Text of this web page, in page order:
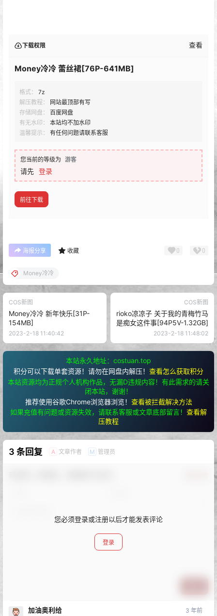
下载权限 查看
Money冷冷 蕾丝裙[76P-641MB]
格式：
7z
解压教程：
网站最顶部有写
存储网盘：
百度网盘
有无水印：
本站均不加水印
温馨提示：
有任何问题请联系客服
您当前的等级为 游客
请先 登录
前往下载
海报分享 收藏 0 0
Money冷冷
COS新图
Money冷冷 新年快乐[31P-
154MB]
2023-2-18 11:40:42
COS新图
rioko凉凉子 关于我的青梅竹马
是痴女这件事[94P5V-1.32GB]
2023-2-18 11:48:02
本站永久地址：costuan.top
积分可以下载单套资源！请勿在网盘内解压！ 查看怎么获取积分
本站资源均为正规个人机构作品，无漏D违规内容！有此需求的请关
闭本站，谢谢！
推荐使用谷歌Chrome浏览器浏览！ 查看被拦截解决方法
如果充值有问题或资源失效，请联系客服或文章底部留言！ 查看解
压教程
3 条回复 A 文章作者 M 管理员
您必须登录或注册以后才能发表评论
登录
加油奥利给 3 年前